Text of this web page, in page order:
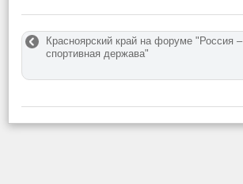
Красноярский край на форуме "Россия –
спортивная держава"